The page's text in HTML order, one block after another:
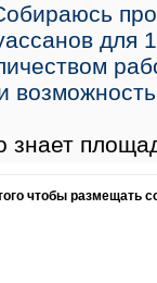
для
знает
чтобы размещать